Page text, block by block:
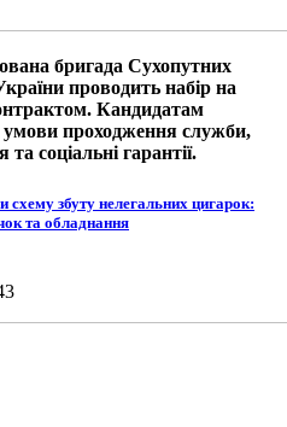
бригада Сухопутних
проводить набір на
Кандидатам
умови проходження служби,
соціальні гарантії.
збуту нелегальних цигарок:
та обладнання